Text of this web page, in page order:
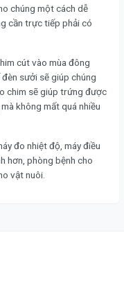
chúng một cách dễ
cần trực tiếp phải có
cút vào mùa đông
sưởi sẽ giúp chúng
chim sẽ giúp trứng được
không mất quá nhiều
đo nhiệt độ, máy điều
hơn, phòng bệnh cho
vật nuôi.